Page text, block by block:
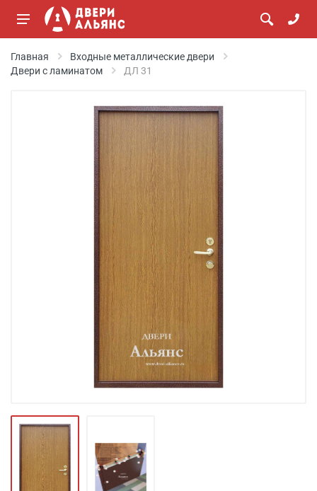
Главная
Входные металлические двери
Двери с ламинатом
ДЛ 31